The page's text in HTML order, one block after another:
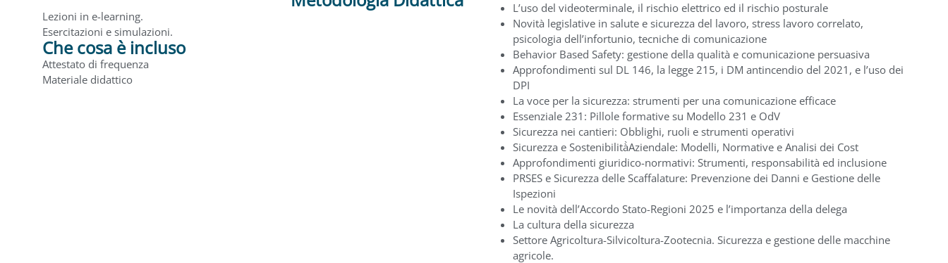
Lezioni in e-learning.
Esercitazioni e simulazioni.
Che cosa è incluso
Attestato di frequenza
Materiale didattico
L’uso del videoterminale, il rischio elettrico ed il rischio posturale
Novità legislative in salute e sicurezza del lavoro, stress lavoro correlato,
psicologia dell’infortunio, tecniche di comunicazione
Behavior Based Safety: gestione della qualità e comunicazione persuasiva
Approfondimenti sul DL 146, la legge 215, i DM antincendio del 2021, e l’uso dei
DPI
La voce per la sicurezza: strumenti per una comunicazione efficace
Essenziale 231: Pillole formative su Modello 231 e OdV
Sicurezza nei cantieri: Obblighi, ruoli e strumenti operativi
Sicurezza e Sostenibilità̀Aziendale: Modelli, Normative e Analisi dei Cost
Approfondimenti giuridico-normativi: Strumenti, responsabilità ed inclusione
PRSES e Sicurezza delle Scaffalature: Prevenzione dei Danni e Gestione delle
Ispezioni
Le novità dell’Accordo Stato-Regioni 2025 e l’importanza della delega
La cultura della sicurezza
Settore Agricoltura-Silvicoltura-Zootecnia. Sicurezza e gestione delle macchine
agricole.